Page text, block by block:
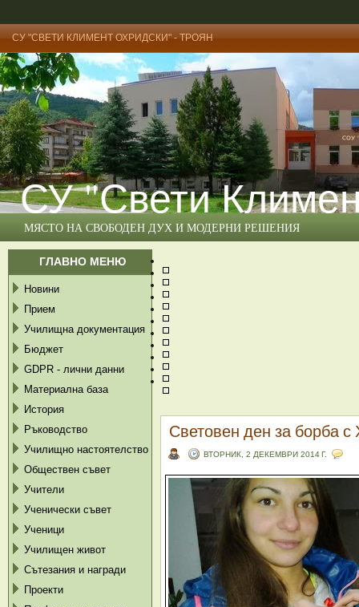
СУ "СВЕТИ КЛИМЕНТ ОХРИДСКИ" - ТРОЯН
СУ "Свети
МЯСТО НА СВОБОДЕН ДУХ И МОДЕРНИ РЕШЕНИЯ
ГЛАВНО МЕНЮ
Новини
Прием
Училищна документация
Бюджет
GDPR - лични данни
Материална база
История
Ръководство
Училищно настоятелство
Обществен съвет
Учители
Ученически съвет
Ученици
Училищен живот
Сътезания и награди
Проекти
Световен ден за борба
ВТОРНИК, 2 ДЕКЕМВРИ 2014 Г.